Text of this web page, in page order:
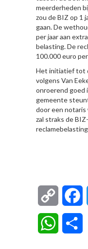
meerderheden
zou de BIZ op 1
gaan. De
per jaar aan
belasting. De
100.000 euro
Het initiatief tot
volgens Van
onroerend goed
gemeente
door een notaris
zal straks de
Copy
Link